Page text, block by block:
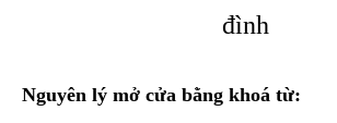
đình
Nguyên lý mở cửa bằng khoá từ: